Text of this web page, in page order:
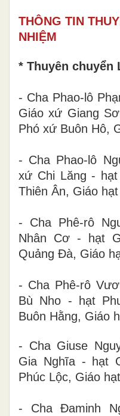
THÔNG TIN
NHIỆM
* Thuyên chuyển
- Cha Phao-lô
Giáo xứ Giang
Phó xứ Buôn Hô,
- Cha Phao-lô
xứ Chi Lăng -
Thiên Ân, Giáo
- Cha Phê-rô
Nhân Cơ - hạt
Quảng Đà, Giáo
- Cha Phê-rô
Bù Nho - hạt
Buôn Hằng, Giáo
- Cha Giuse
Gia Nghĩa - hạt
Phúc Lộc, Giáo
- Cha Đaminh